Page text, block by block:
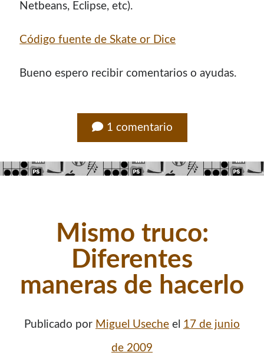
¿Buscas las secciones de mi antiguo sitio?
Tutoriales
Blogroll Geek
Codigeek 0
El Blog de Luis0
Netbeans, Eclipse, etc).
Código fuente de Skate or Dice
Bueno espero recibir comentarios o ayudas.
1 comentario
Mismo truco:
Diferentes
maneras de hacerlo
Publicado por Miguel Useche el 17 de junio
de 2009